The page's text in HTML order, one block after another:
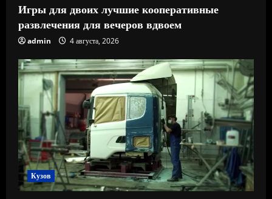
Игры для двоих лучшие кооперативные
развлечения для вечеров вдвоем
admin 4 августа, 2026
Кузов